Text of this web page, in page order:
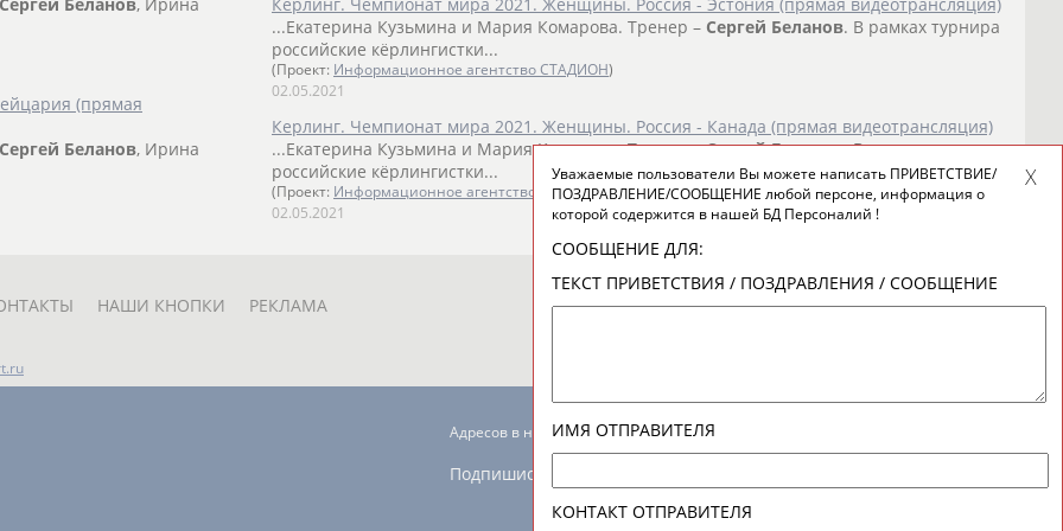
(прямая
Сергей Беланов, Ирина
...Екатерина Кузьмина и Мария Комарова. Тренер – Сергей Беланов. В рамках турнира
российские кёрлингистки...
(Проект: Информационное агентство СТАДИОН)
02.05.2021
Керлинг. Чемпионат мира 2021. Женщины. Россия - Канада (прямая видеотрансляция)
...Екатерина Кузьмина и Мария Комарова. Тренер –Сергей Беланов. В рамках турнира
российские кёрлингистки...
(Проект: Информационное агентство СТАДИОН)
02.05.2021
НАШИ КНОПКИ РЕКЛАМА
Адресов в новостной рассылке: 996
Подпишись
Уважаемые пользователи Вы можете написать ПРИВЕТСТВИЕ/
ПОЗДРАВЛЕНИЕ/СООБЩЕНИЕ любой персоне, информация о
которой содержится в нашей БД Персоналий !
СООБЩЕНИЕ ДЛЯ:
ТЕКСТ ПРИВЕТСТВИЯ / ПОЗДРАВЛЕНИЯ / СООБЩЕНИЕ
ИМЯ ОТПРАВИТЕЛЯ
КОНТАКТ ОТПРАВИТЕЛЯ